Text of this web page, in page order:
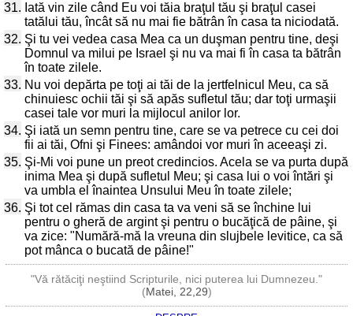
31. Iată vin zile când Eu voi tăia braţul tău şi braţul casei
tatălui tău, încât să nu mai fie bătrân în casa ta niciodată.
32. Şi tu vei vedea casa Mea ca un duşman pentru tine, deşi
Domnul va milui pe Israel şi nu va mai fi în casa ta bătrân
în toate zilele.
33. Nu voi depărta pe toţi ai tăi de la jertfelnicul Meu, ca să
chinuiesc ochii tăi şi să apăs sufletul tău; dar toţi urmaşii
casei tale vor muri la mijlocul anilor lor.
34. Şi iată un semn pentru tine, care se va petrece cu cei doi
fii ai tăi, Ofni şi Finees: amândoi vor muri în aceeaşi zi.
35. Şi-Mi voi pune un preot credincios. Acela se va purta după
inima Mea şi după sufletul Meu; şi casa lui o voi întări şi
va umbla el înaintea Unsului Meu în toate zilele;
36. Şi tot cel rămas din casa ta va veni să se închine lui
pentru o gheră de argint şi pentru o bucăţică de pâine, şi
va zice: "Numără-mă la vreuna din slujbele levitice, ca să
pot mânca o bucată de pâine!"
"Vă rătăciţi neştiind Scripturile, nici puterea lui Dumnezeu."
(Matei, 22,29)